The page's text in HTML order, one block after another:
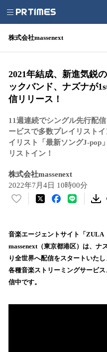
株式会社massenext
2021年結成、新進気鋭
ックバンド、ナズナが
信リリース！
11週連続でシングル先行配
ービスで多数プレイリスト
イリスト「最新ソングJ-pop
リストイン！
株式会社massenext
2022年7月4日 10時00分
い
！
数
を
読
み
込
音楽エージェントサイト「ZULA
massenext（東京都港区）は、ナ
り全世界へ配信をスタートいたし
各種音楽ストリーミングサービ
信中です。